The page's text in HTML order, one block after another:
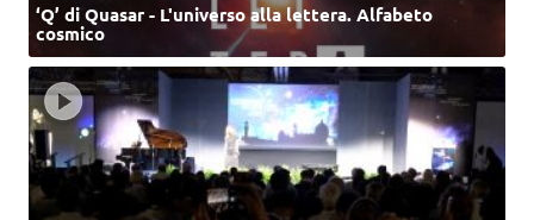
‘Q’ di Quasar - L'universo alla lettera. Alfabeto
cosmico